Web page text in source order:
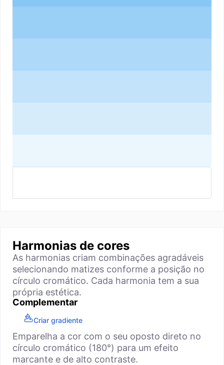
Harmonias de cores
As harmonias criam combinações agradáveis
selecionando matizes conforme a posição no
círculo cromático. Cada harmonia tem a sua
própria estética.
Complementar
Criar gradiente
Emparelha a cor com o seu oposto direto no
círculo cromático (180°) para um efeito
marcante e de alto contraste.